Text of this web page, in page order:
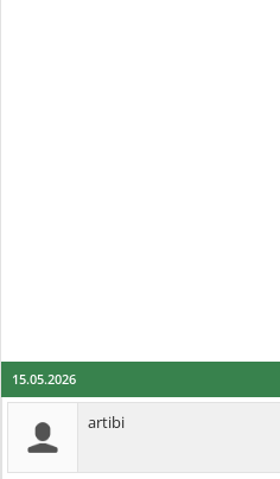
15.05.2026
artibi